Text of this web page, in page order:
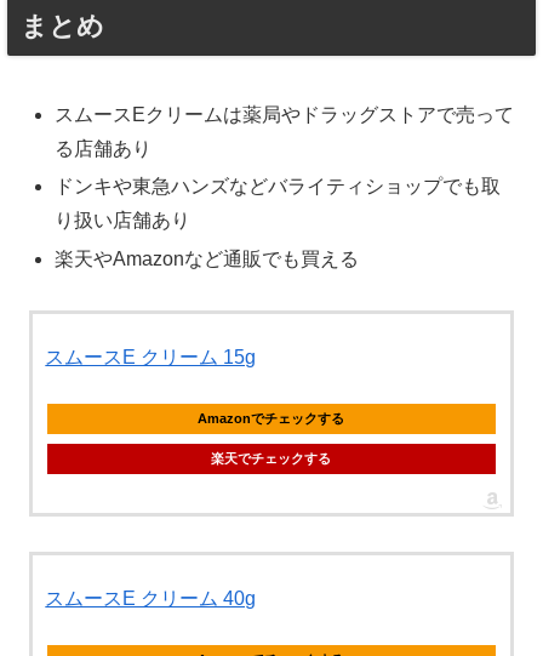
まとめ
スムースEクリームは薬局やドラッグストアで売って
る店舗あり
ドンキや東急ハンズなどバライティショップでも取
り扱い店舗あり
楽天やAmazonなど通販でも買える
スムースE クリーム 15g
Amazonでチェックする
楽天でチェックする
スムースE クリーム 40g